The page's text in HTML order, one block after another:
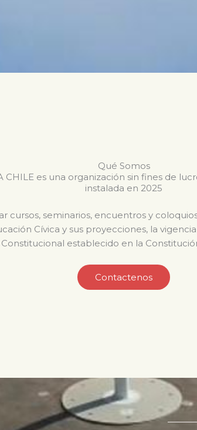
Qué Somos
CHILE es una organización sin fines de
instalada en 2025
cursos, seminarios, encuentros y
Cívica y sus proyecciones, la
establecido en la
Contactenos